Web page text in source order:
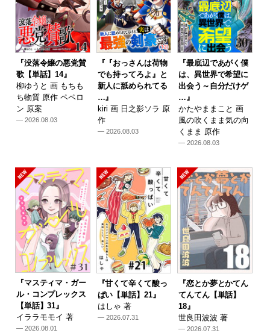
『没落令嬢の悪党賛
歌【単話】14』
柳ゆうと 画 もちも
ち物質 原作 ペペロ
ン 原案
— 2026.08.03
『『おっさんは荷物
でも持ってろよ』と
新人に舐められてる
…』
kiri 画 日之影ソラ 原
作
— 2026.08.03
『最底辺であがく僕
は、異世界で希望に
出会う～自分だけゲ
…』
かたやままこと 画
風の吹くまま気の向
くまま 原作
— 2026.08.03
『マスティマ・ガー
ル・コンプレックス
【単話】31』
イララモモイ 著
— 2026.08.01
『甘くて辛くて酸っ
ぱい【単話】21』
はしゃ 著
— 2026.07.31
『恋とか夢とかてん
てんてん【単話】
18』
世良田波波 著
— 2026.07.31